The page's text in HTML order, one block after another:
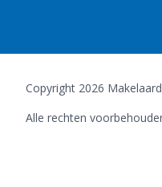
Copyright 2026
Alle rechten